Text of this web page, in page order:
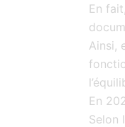
En
Ainsi,
En
Selon